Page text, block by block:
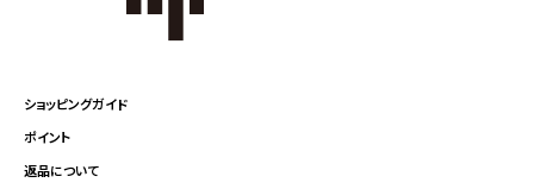
ショッピングガイド
ポイント
返品について